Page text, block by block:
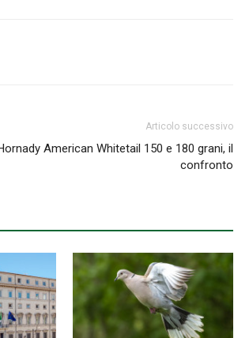
Articolo successivo
American Whitetail 150 e 180 grani, il
confronto